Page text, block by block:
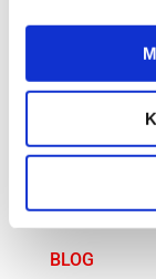
AZ
BLOG